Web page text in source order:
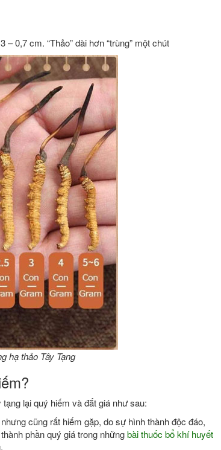
0,7 cm. “Thảo” dài hơn “trùng” một chút
hạ thảo Tây Tạng
lại quý hiếm và đắt giá như sau:
cũng rất hiếm gặp, do sự hình thành độc đáo,
phần quý giá trong nhữngbài thuốc bổ khí huyết